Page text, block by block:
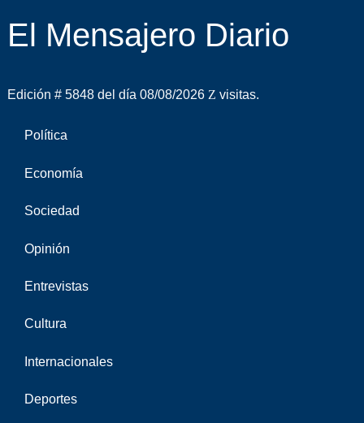
El Mensajero Diario
Edición # 5848 del día 08/08/2026 visitas.
Política
Economía
Sociedad
Opinión
Entrevistas
Cultura
Internacionales
Deportes